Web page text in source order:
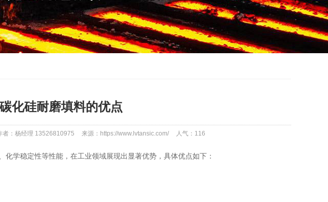
化硅耐磨填料的优点
者：杨经理 13526810975 来源：https://www.lvtansic.com/ 人气： 116
化学稳定性等性能，在工业领域展现出显著优势，具体优点如下：